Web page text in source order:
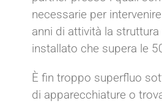
necessarie per
anni di attività la
installato che supera le
È fin troppo superfluo
di apparecchiature o